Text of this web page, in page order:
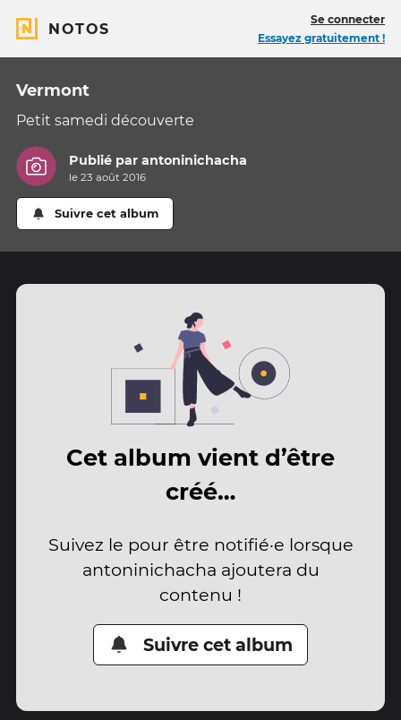
NOTOS
Se connecter
Essayez gratuitement !
Vermont
Petit samedi découverte
Publié parantoninichacha
le 23 août 2016
Suivre cet album
Cet album vient d’être
créé…
Suivez le pour être notifié·e lorsque
antoninichacha ajoutera du
contenu !
Suivre cet album